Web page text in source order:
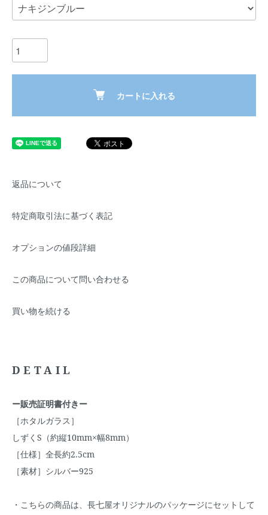
カートに入れる
返品について
特定商取引法に基づく表記
オプションの値段詳細
この商品について問い合わせる
買い物を続ける
DETAIL
ー販売証明書付きー
［ホタルガラス］
しずくS（約縦10mm×幅8mm）
［仕様］全長約2.5cm
［素材］シルバー925
・こちらの商品は、長七屋オリジナルのパッケージにセットして